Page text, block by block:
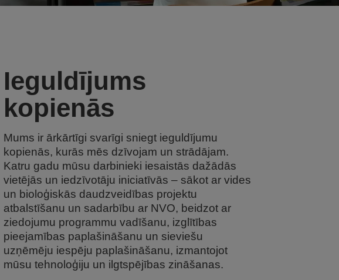
Ieguldījums
kopienās
Mums ir ārkārtīgi svarīgi sniegt ieguldījumu
kopienās, kurās mēs dzīvojam un strādājam.
Katru gadu mūsu darbinieki iesaistās dažādās
vietējās un iedzīvotāju iniciatīvās – sākot ar vides
un bioloģiskās daudzveidības projektu
atbalstīšanu un sadarbību ar NVO, beidzot ar
ziedojumu programmu vadīšanu, izglītības
pieejamības paplašināšanu un sieviešu
uzņēmēju iespēju paplašināšanu, izmantojot
mūsu tehnoloģiju un ilgtspējības zināšanas.